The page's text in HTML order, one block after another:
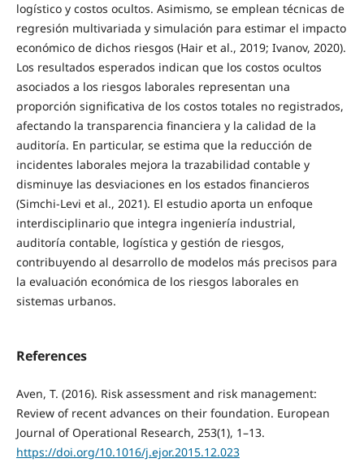
logístico y costos ocultos. Asimismo, se emplean técnicas de
regresión multivariada y simulación para estimar el impacto
económico de dichos riesgos (Hair et al., 2019; Ivanov, 2020).
Los resultados esperados indican que los costos ocultos
asociados a los riesgos laborales representan una
proporción significativa de los costos totales no registrados,
afectando la transparencia financiera y la calidad de la
auditoría. En particular, se estima que la reducción de
incidentes laborales mejora la trazabilidad contable y
disminuye las desviaciones en los estados financieros
(Simchi-Levi et al., 2021). El estudio aporta un enfoque
interdisciplinario que integra ingeniería industrial,
auditoría contable, logística y gestión de riesgos,
contribuyendo al desarrollo de modelos más precisos para
la evaluación económica de los riesgos laborales en
sistemas urbanos.
References
Aven, T. (2016). Risk assessment and risk management:
Review of recent advances on their foundation. European
Journal of Operational Research, 253(1), 1–13.
https://doi.org/10.1016/j.ejor.2015.12.023